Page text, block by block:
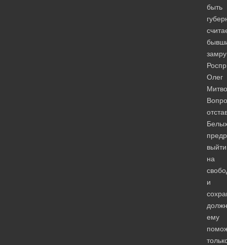
быть
Олег
выйти
на
и
ему